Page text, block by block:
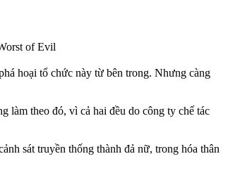
of Evil
hoại tổ chức này từ bên trong. Nhưng càng
làm theo đó, vì cả hai đều do công ty chế tác
sát truyền thống thành đả nữ, trong hóa thân